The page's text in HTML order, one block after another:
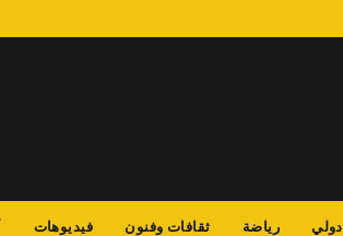
دولي رياضة ثقافات وفنون فيديوهات